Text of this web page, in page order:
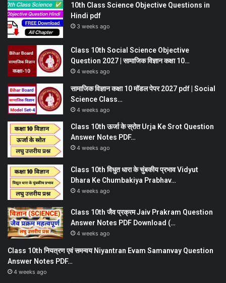
10th Class Science Objective Questions in
Hindi pdf
3 weeks ago
Class 10th Social Science Objective
Question 2027 | सामाजिक विज्ञान कक्षा 10…
4 weeks ago
सामाजिक विज्ञान कक्षा 10 मॉडल पेपर 2027 pdf | Social
Science Class…
4 weeks ago
Class 10th ऊर्जा के स्रोत Urja Ke Srot Question
Answer Notes PDF…
4 weeks ago
Class 10th विधुत धारा के चुंबकीय प्रभाव Vidyut
Dhara Ke Chumbakiya Prabhav…
4 weeks ago
Class 10th जैव प्रक्रम Jaiv Prakram Question
Answer Notes PDF Download (…
4 weeks ago
Class 10th नियत्रण एवं समन्वय Niyantran Evam Samanvay Question
Answer Notes PDF…
4 weeks ago